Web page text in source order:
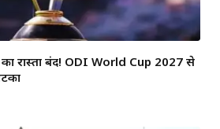
का रास्ता बंद! ODI World Cup 2027 से